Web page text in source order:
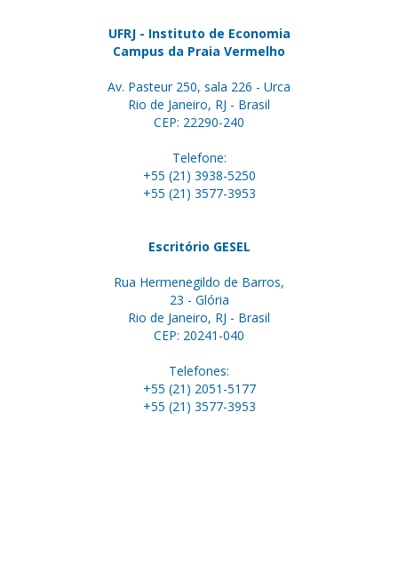
UFRJ - Instituto de Economia
Campus da Praia Vermelho
Av. Pasteur 250, sala 226 - Urca
Rio de Janeiro, RJ - Brasil
CEP: 22290-240
Telefone:
+55 (21) 3938-5250
+55 (21) 3577-3953
Escritório GESEL
Rua Hermenegildo de Barros,
23 - Glória
Rio de Janeiro, RJ - Brasil
CEP: 20241-040
Telefones:
+55 (21) 2051-5177
+55 (21) 3577-3953